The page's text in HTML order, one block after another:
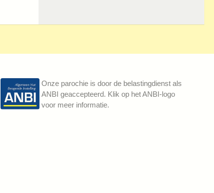
Onze parochie is door de belastingdienst als
ANBI geaccepteerd. Klik op het ANBI-logo
voor meer informatie.